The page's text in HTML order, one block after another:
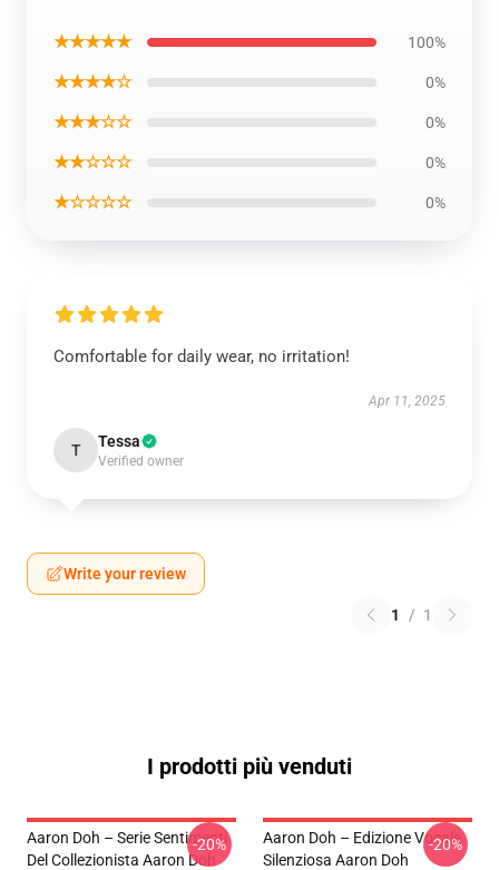
★★★★★ 100%
★★★★☆ 0%
★★★☆☆ 0%
★★☆☆☆ 0%
★☆☆☆☆ 0%
Comfortable for daily wear, no irritation!
Apr 11, 2025
T Tessa
Verified owner
Write your review
1 / 1
I prodotti più venduti
Aaron Doh – Serie Sentimenti
Del Collezionista Aaron Doh
-20%
Aaron Doh – Edizione Vocale
Silenziosa Aaron Doh
-20%